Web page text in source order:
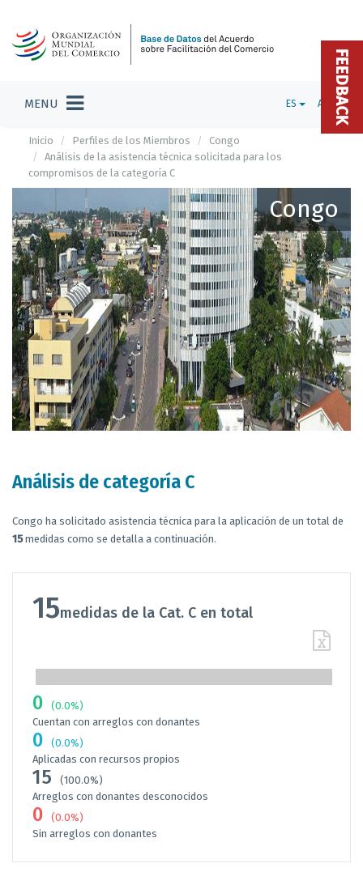
MENU ES ADMIN
Inicio Perfiles de los Miembros
Congo
Análisis de la asistencia técnica solicitada para los
compromisos de la categoría C
Congo
Análisis de categoría C
Congo ha solicitado asistencia técnica para la aplicación de un total de
15medidas como se detalla a continuación.
15medidas de la Cat. C en total
0
(0.0%)
Cuentan con arreglos con donantes
0
(0.0%)
Aplicadas con recursos propios
15
(100.0%)
Arreglos con donantes desconocidos
0
(0.0%)
Sin arreglos con donantes
FEEDBACK